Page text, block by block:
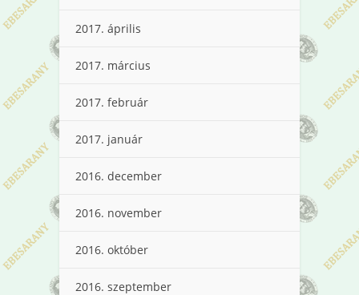
2017. április
2017. március
2017. február
2017. január
2016. december
2016. november
2016. október
2016. szeptember